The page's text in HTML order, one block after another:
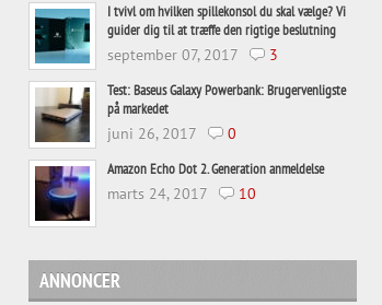
I tvivl om hvilken spillekonsol du skal vælge? Vi
guider dig til at træffe den rigtige beslutning
september 07, 2017 3
Test: Baseus Galaxy Powerbank: Brugervenligste
på markedet
juni 26, 2017 0
Amazon Echo Dot 2. Generation anmeldelse
marts 24, 2017 10
ANNONCER